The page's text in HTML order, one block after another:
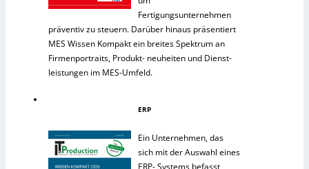
Fertigungsunternehmen
präventiv zu steuern. Darüber hinaus präsentiert
MES Wissen Kompakt ein breites Spektrum an
Firmenportraits, Produkt- neuheiten und Dienst-
leistungen im MES-Umfeld.
ERP
Ein Unternehmen, das
sich mit der Auswahl eines
ERP- Systems befasst,